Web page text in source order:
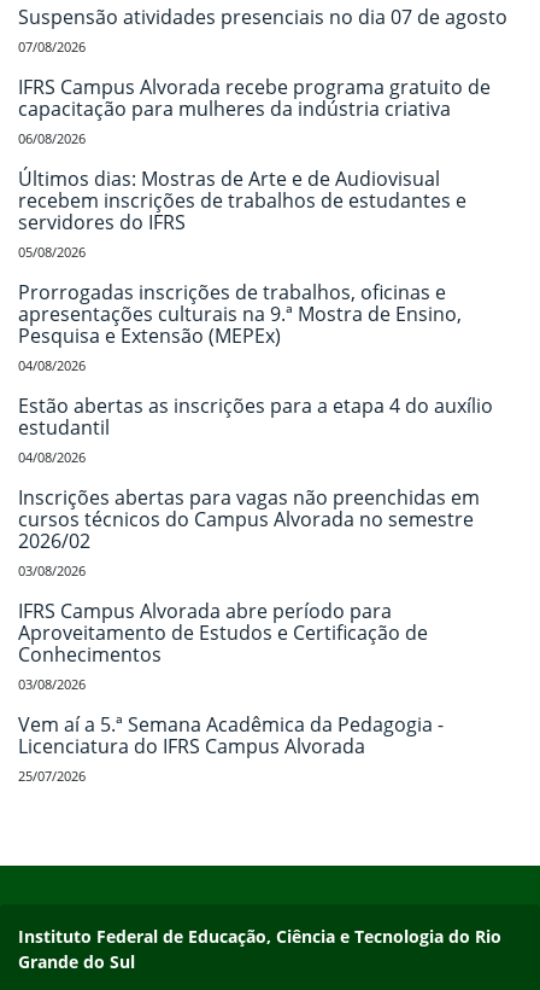
Suspensão atividades presenciais no dia 07 de agosto
07/08/2026
IFRS Campus Alvorada recebe programa gratuito de
capacitação para mulheres da indústria criativa
06/08/2026
Últimos dias: Mostras de Arte e de Audiovisual
recebem inscrições de trabalhos de estudantes e
servidores do IFRS
05/08/2026
Prorrogadas inscrições de trabalhos, oficinas e
apresentações culturais na 9.ª Mostra de Ensino,
Pesquisa e Extensão (MEPEx)
04/08/2026
Estão abertas as inscrições para a etapa 4 do auxílio
estudantil
04/08/2026
Inscrições abertas para vagas não preenchidas em
cursos técnicos do Campus Alvorada no semestre
2026/02
03/08/2026
IFRS Campus Alvorada abre período para
Aproveitamento de Estudos e Certificação de
Conhecimentos
03/08/2026
Vem aí a 5.ª Semana Acadêmica da Pedagogia -
Licenciatura do IFRS Campus Alvorada
25/07/2026
Endereço
Instituto Federal de Educação, Ciência e Tecnologia do Rio
Grande do Sul